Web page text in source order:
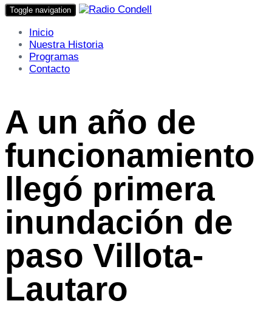
Toggle navigation
Inicio
Nuestra Historia
Programas
Contacto
A un año de
funcionamiento
llegó primera
inundación de
paso Villota-
Lautaro